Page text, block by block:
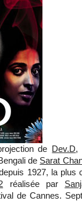
de Dev.D,
de Sarat
1927, la plus
réalisée par
de Cannes.